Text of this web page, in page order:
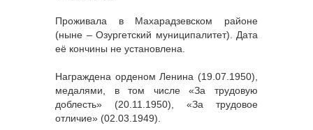
Проживала в Махарадзевском районе
(ныне – Озургетский муниципалитет). Дата
её кончины не установлена.
Награждена орденом Ленина (19.07.1950),
медалями, в том числе «За трудовую
доблесть» (20.11.1950), «За трудовое
отличие» (02.03.1949).